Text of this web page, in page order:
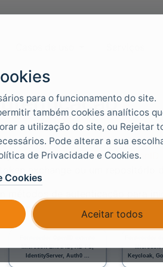
através de métodos de
providers externos comOpenID
exchange ou um repositório
métodos de autenticação para
apps e APIs se ligam ao FoxIDs.
para o funcionamento do site.
também cookies analíticos
a utilização do site, ou Rejeitar
Pode alterar a sua
de Privacidade e Cookies.
Cookies
Aceitar todos